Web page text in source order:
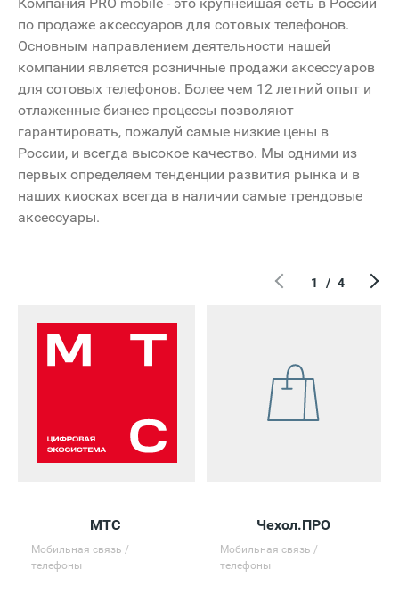
по продаже аксессуаров для сотовых телефонов.
Основным направлением деятельности нашей
компании является розничные продажи аксессуаров
для сотовых телефонов. Более чем 12 летний опыт и
отлаженные бизнес процессы позволяют
гарантировать, пожалуй самые низкие цены в
России, и всегда высокое качество. Мы одними из
первых определяем тенденции развития рынка и в
наших киосках всегда в наличии самые трендовые
аксессуары.
МТС
Мобильная связь /
телефоны
Чехол.ПРО
Мобильная связь /
телефоны
1 / 4